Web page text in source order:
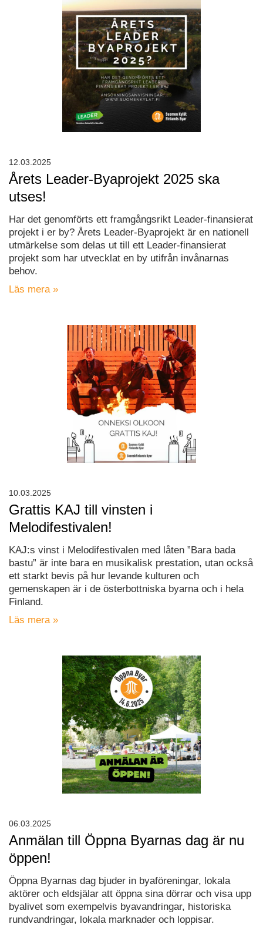
Årets Leader-Byaprojekt 2025 ska
utses!
Har det genomförts ett framgångsrikt Leader-finansierat
projekt i er by? Årets Leader-Byaprojekt är en nationell
utmärkelse som delas ut till ett Leader-finansierat
projekt som har utvecklat en by utifrån invånarnas
behov.
Läs mera »
12.03.2025
Grattis KAJ till vinsten i
Melodifestivalen!
KAJ:s vinst i Melodifestivalen med låten ”Bara bada
bastu” är inte bara en musikalisk prestation, utan också
ett starkt bevis på hur levande kulturen och
gemenskapen är i de österbottniska byarna och i hela
Finland.
Läs mera »
10.03.2025
Anmälan till Öppna Byarnas dag är nu
öppen!
Öppna Byarnas dag bjuder in byaföreningar, lokala
aktörer och eldsjälar att öppna sina dörrar och visa upp
byalivet som exempelvis byavandringar, historiska
rundvandringar, lokala marknader och loppisar.
06.03.2025